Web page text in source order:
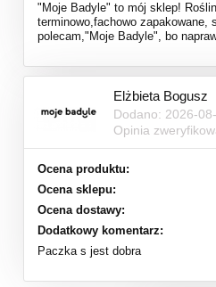
"Moje Badyle" to mój sklep!
terminowo,fachowo zapakowane,
polecam,"Moje Badyle", bo
Elżbieta Bogusz
Dodano: 2026-
Opinia
Ocena produktu:
Ocena sklepu:
Ocena dostawy:
Dodatkowy komentarz:
Paczka s jest dobra